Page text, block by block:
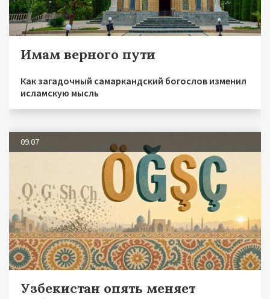
Имам верного пути
Как загадочный самаркандский богослов изменил
исламскую мысль
09.07
Узбекистан опять меняет